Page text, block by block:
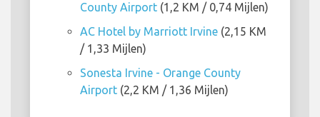
County Airport (1,2 KM / 0,74 Mijlen)
AC Hotel by Marriott Irvine (2,15 KM
/ 1,33 Mijlen)
Sonesta Irvine - Orange County
Airport (2,2 KM / 1,36 Mijlen)